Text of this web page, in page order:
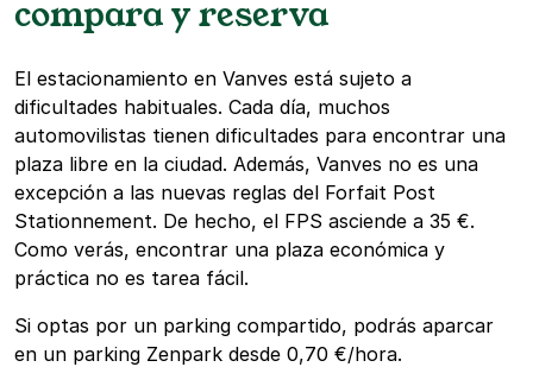
compara y reserva
El estacionamiento en Vanves está sujeto a
dificultades habituales. Cada día, muchos
automovilistas tienen dificultades para encontrar una
plaza libre en la ciudad. Además, Vanves no es una
excepción a las nuevas reglas del Forfait Post
Stationnement. De hecho, el FPS asciende a 35 €.
Como verás, encontrar una plaza económica y
práctica no es tarea fácil.
Si optas por un parking compartido, podrás aparcar
en un parking Zenpark desde 0,70 €/hora.